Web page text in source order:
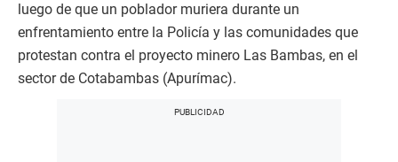
luego de que un poblador muriera durante un
enfrentamiento entre la Policía y las comunidades que
protestan contra el proyecto minero Las Bambas, en el
sector de Cotabambas (Apurímac).